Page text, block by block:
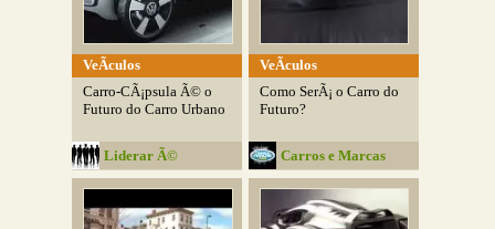
VeÃ­culos
Carro-CÃ¡psula Ã© o
Futuro do Carro Urbano
Liderar Ã©
Influenciar
VeÃ­culos
Como SerÃ¡ o Carro do
Futuro?
Carros e Marcas